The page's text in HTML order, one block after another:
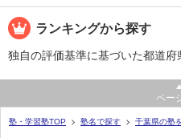
ランキングから探す
独自の評価基準に基づいた都道府
ペー
塾・学習塾TOP 塾名で探す 千葉県の塾